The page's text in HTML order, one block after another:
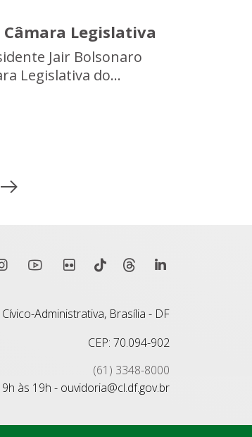
Legislativa
Jair Bolsonaro
Legislativa do...
Administrativa, Brasília - DF
CEP: 70.094-902
(61) 3348-8000
às 19h - ouvidoria@cl.df.gov.br